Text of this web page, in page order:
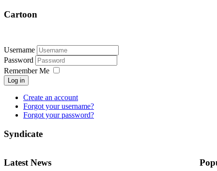
Cartoon
Username
Password
Remember Me
Log in
Create an account
Forgot your username?
Forgot your password?
Syndicate
Latest News